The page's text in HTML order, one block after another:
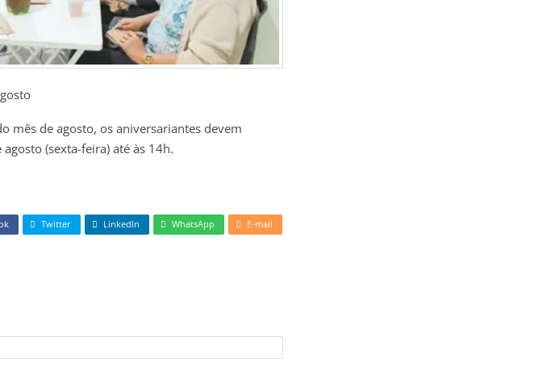
mês de agosto, os aniversariantes devem
(sexta-feira) até às 14h.
Twitter LinkedIn WhatsApp E-mail